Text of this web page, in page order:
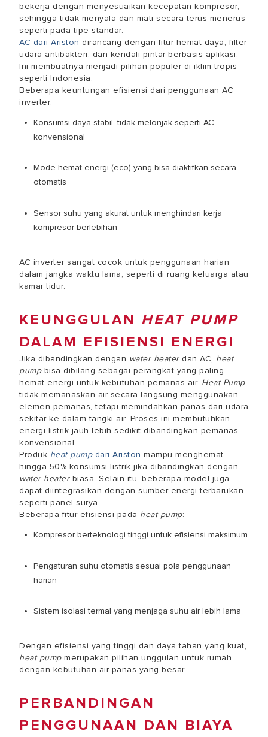
bekerja dengan menyesuaikan kecepatan kompresor,
sehingga tidak menyala dan mati secara terus-menerus
seperti pada tipe standar.
AC dari Ariston dirancang dengan fitur hemat daya, filter
udara antibakteri, dan kendali pintar berbasis aplikasi.
Ini membuatnya menjadi pilihan populer di iklim tropis
seperti Indonesia.
Beberapa keuntungan efisiensi dari penggunaan AC
inverter:
Konsumsi daya stabil, tidak melonjak seperti AC
konvensional
Mode hemat energi (eco) yang bisa diaktifkan secara
otomatis
Sensor suhu yang akurat untuk menghindari kerja
kompresor berlebihan
AC inverter sangat cocok untuk penggunaan harian
dalam jangka waktu lama, seperti di ruang keluarga atau
kamar tidur.
KEUNGGULAN HEAT PUMP
DALAM EFISIENSI ENERGI
Jika dibandingkan dengan water heaterdan AC, heat
pumpbisa dibilang sebagai perangkat yang paling
hemat energi untuk kebutuhan pemanas air. Heat Pump
tidak memanaskan air secara langsung menggunakan
elemen pemanas, tetapi memindahkan panas dari udara
sekitar ke dalam tangki air. Proses ini membutuhkan
energi listrik jauh lebih sedikit dibandingkan pemanas
konvensional.
Produk heat pumpdari Ariston mampu menghemat
hingga 50% konsumsi listrik jika dibandingkan dengan
water heaterbiasa. Selain itu, beberapa model juga
dapat diintegrasikan dengan sumber energi terbarukan
seperti panel surya.
Beberapa fitur efisiensi pada heat pump:
Kompresor berteknologi tinggi untuk efisiensi maksimum
Pengaturan suhu otomatis sesuai pola penggunaan
harian
Sistem isolasi termal yang menjaga suhu air lebih lama
Dengan efisiensi yang tinggi dan daya tahan yang kuat,
heat pumpmerupakan pilihan unggulan untuk rumah
dengan kebutuhan air panas yang besar.
PERBANDINGAN
PENGGUNAAN DAN BIAYA